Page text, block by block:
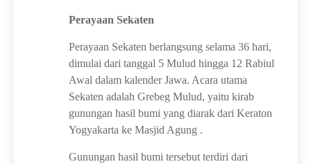
Perayaan Sekaten
Perayaan Sekaten berlangsung selama 36 hari,
dimulai dari tanggal 5 Mulud hingga 12 Rabiul
Awal dalam kalender Jawa. Acara utama
Sekaten adalah Grebeg Mulud, yaitu kirab
gunungan hasil bumi yang diarak dari Keraton
Yogyakarta ke Masjid Agung .
Gunungan hasil bumi tersebut terdiri dari